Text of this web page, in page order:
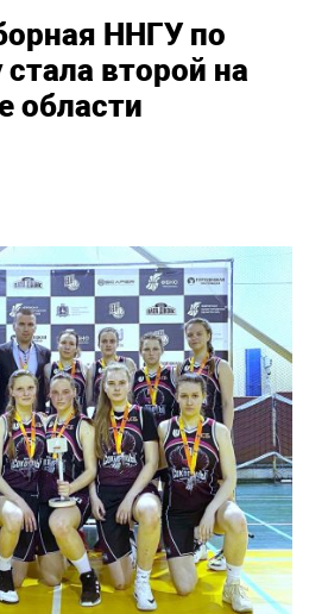
ННГУ по
второй на
области